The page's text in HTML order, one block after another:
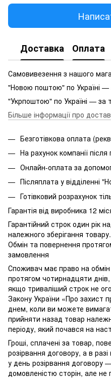
Доставка Оплата
Самовивезення з нашого
"Новою поштою" по Україні —
"Укрпоштою" по Україні — за
Більше інформації про
Безготівкова оплата
На рахунок компанії
Онлайн-оплата за
Післяплата у відділенні
Готівковий розрахунок
Гарантія від виробника 12
Гарантійний строк один рік
належного зберігання товару.
Обмін та повернення
замовлення
Споживач має право на обмін
протягом чотирнадцяти
якщо триваліший строк не
Закону України «Про захист
днем, коли ви можете
прийняти назад товар
періоду, який почався на
Гроші, сплачені за товар,
розірвання договору, а в
у день розірвання договору
домовленістю сторін, але не